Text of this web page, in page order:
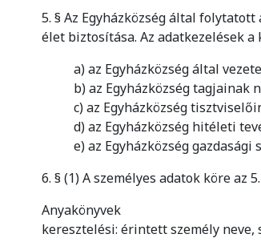
5. § Az Egyházközség által
élet biztosítása. Az adatkezelések
a) az Egyházközség által
b) az Egyházközség tagjainak
c) az Egyházközség
d) az Egyházközség hitéleti
e) az Egyházközség
6. § (1) A személyes adatok köre az
Anyakönyvek
keresztelési: érintett személy neve,